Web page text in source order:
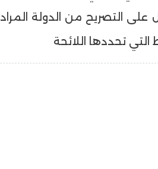
التصريح من الدولة المراد
التي تحددها اللائحة